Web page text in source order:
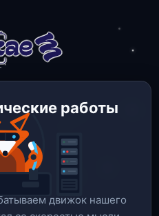
работы
движок нашего